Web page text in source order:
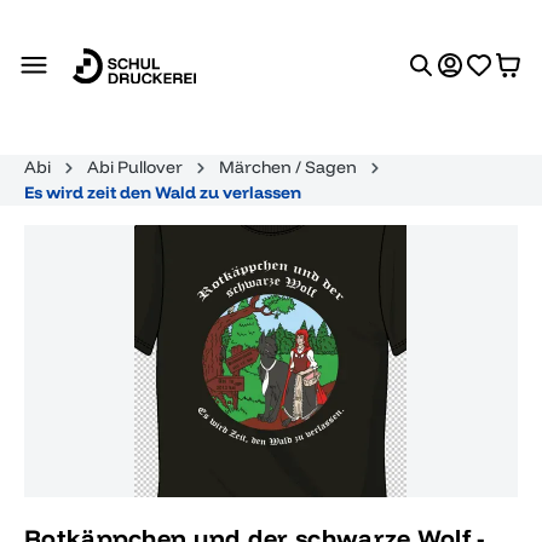
Abi Abi Pullover
Märchen / Sagen
Es wird zeit den Wald zu verlassen
Bildergalerie überspringen